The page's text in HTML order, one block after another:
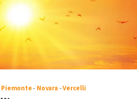
- Novara -Vercelli